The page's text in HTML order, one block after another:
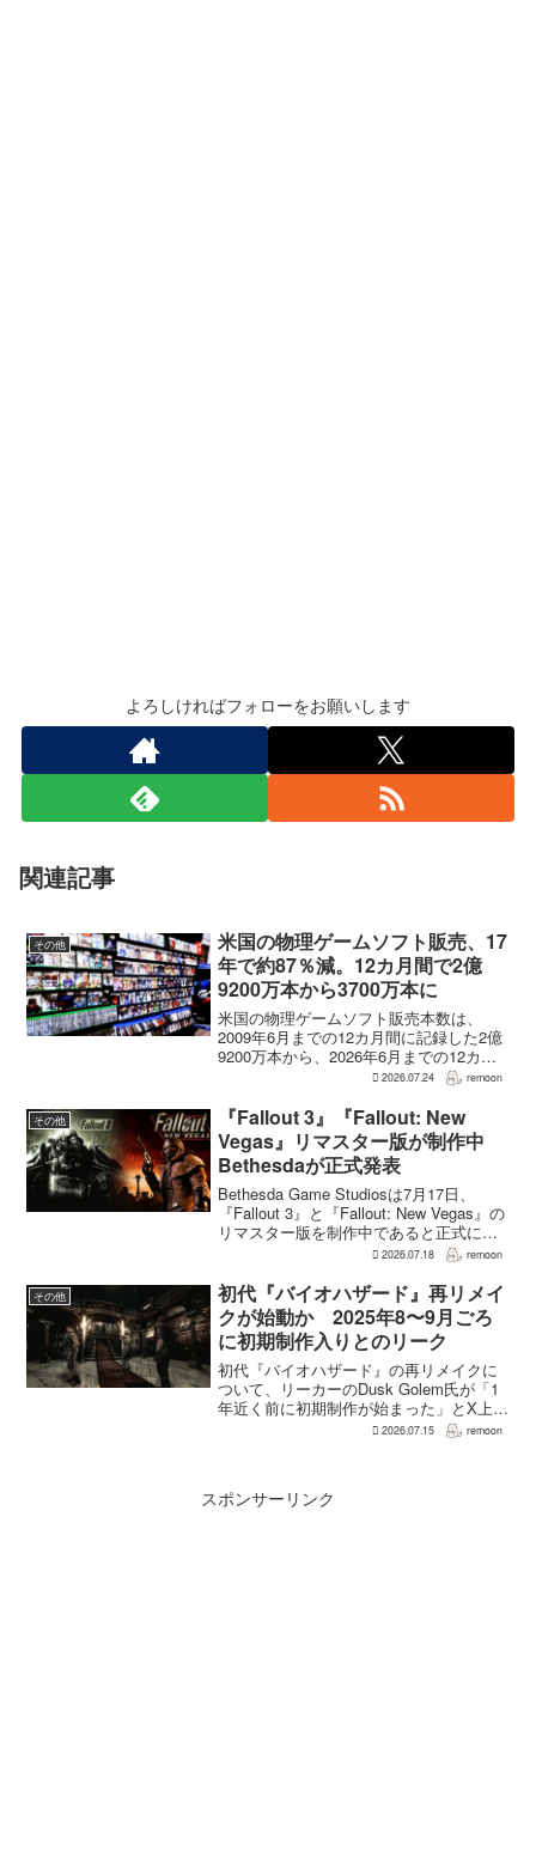
よろしければフォローをお願いします
関連記事
その他
米国の物理ゲームソフト販売、17
年で約87％減。12カ月間で2億
9200万本から3700万本に
米国の物理ゲームソフト販売本数は、
2009年6月までの12カ月間に記録した2億
9200万本から、2026年6月までの12カ月
間には3700万本まで減少した。市場調査
2億5500万本、約87％の減...
2026.07.24 remoon
その他
『Fallout 3』『Fallout: New
Vegas』リマスター版が制作中
Bethesdaが正式発表
Bethesda Game Studiosは7月17日、
『Fallout 3』と『Fallout: New Vegas』の
リマスター版を制作中であると正式に発
表した。同社は今後のプロジェクトを紹
が過去の『...
2026.07.18 remoon
その他
初代『バイオハザード』再リメイ
クが始動か 2025年8〜9月ごろ
に初期制作入りとのリーク
初代『バイオハザード』の再リメイクに
ついて、リーカーのDusk Golem氏が「1
年近く前に初期制作が始まった」とX上で
述べた。同氏によれば、プリプロダクシ
2026.07.15 remoon
スポンサーリンク